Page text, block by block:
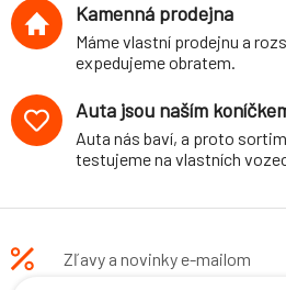
Kamenná prodejna
Máme vlastní prodejnu a
expedujeme obratem.
Auta jsou naším
Auta nás baví, a proto
testujeme na vlastních
Zľavy a novinky e-mailom